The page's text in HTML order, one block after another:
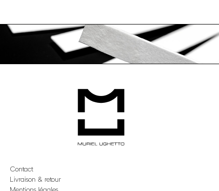
Contact
Livraison & retour